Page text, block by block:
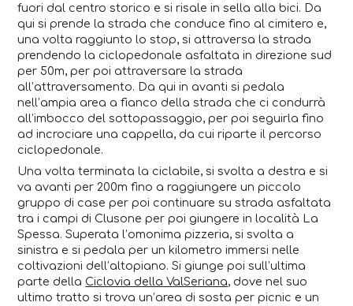
fuori dal centro storico e si risale in sella alla bici. Da
qui si prende la strada che conduce fino al cimitero e,
una volta raggiunto lo stop, si attraversa la strada
prendendo la ciclopedonale asfaltata in direzione sud
per 50m, per poi attraversare la strada
all’attraversamento. Da qui in avanti si pedala
nell’ampia area a fianco della strada che ci condurrà
all’imbocco del sottopassaggio, per poi seguirla fino
ad incrociare una cappella, da cui riparte il percorso
ciclopedonale.
Una volta terminata la ciclabile, si svolta a destra e si
va avanti per 200m fino a raggiungere un piccolo
gruppo di case per poi continuare su strada asfaltata
tra i campi di Clusone per poi giungere in località La
Spessa. Superata l’omonima pizzeria, si svolta a
sinistra e si pedala per un kilometro immersi nelle
coltivazioni dell’altopiano. Si giunge poi sull’ultima
parte della Ciclovia della ValSeriana, dove nel suo
ultimo tratto si trova un’area di sosta per picnic e un